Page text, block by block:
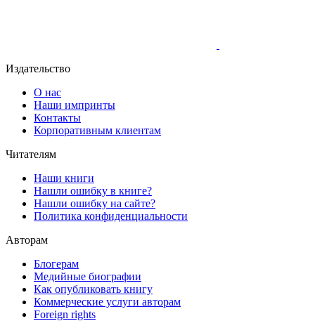
Издательство
О нас
Наши импринты
Контакты
Корпоративным клиентам
Читателям
Наши книги
Нашли ошибку в книге?
Нашли ошибку на сайте?
Политика конфиденциальности
Авторам
Блогерам
Медийные биографии
Как опубликовать книгу
Коммерческие услуги авторам
Foreign rights